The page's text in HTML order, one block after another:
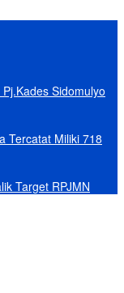
Sidomulyo
Tercatat Miliki 718
Target RPJMN